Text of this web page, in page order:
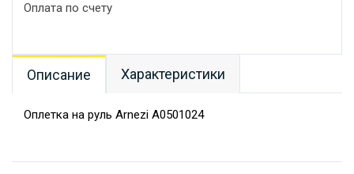
Оплата по счету
Описание Характеристики
Оплетка на руль Arnezi A0501024